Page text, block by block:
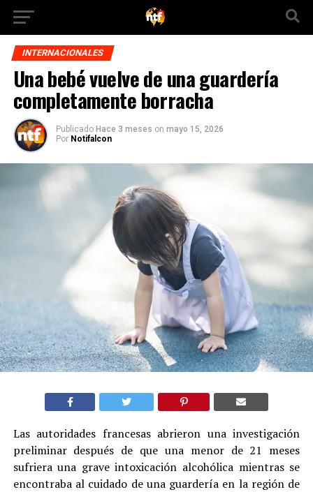
INTERNACIONALES
Una bebé vuelve de una guardería
completamente borracha
Publicado Hace 3 meses on mayo 15, 2026
Por Notifalcon
Las autoridades francesas abrieron una investigación
preliminar después de que una menor de 21 meses
sufriera una grave intoxicación alcohólica mientras se
encontraba al cuidado de una guardería en la región de